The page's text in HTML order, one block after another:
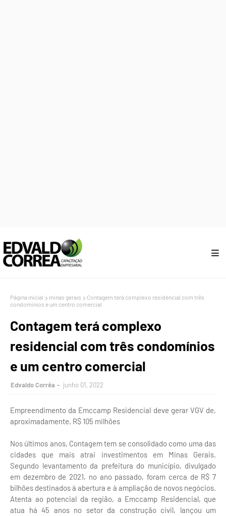
Página inicial minas gerais
Contagem terá complexo residencial com três
condomínios e um centro comercial
Contagem terá complexo
residencial com três condomínios
e um centro comercial
Edvaldo Corrêa junho 01, 2022
Empreendimento da Emccamp Residencial deve gerar VGV de,
aproximadamente, R$ 105 milhões
Nos últimos anos, Contagem tem se consolidado como uma das
cidades que mais atrai investimentos em Minas Gerais.
Segundo levantamento da prefeitura do município, divulgado
em dezembro de 2021, no ano passado, foram cerca de R$ 7
bilhões destinados à abertura e à ampliação de novos negócios.
Atenta ao potencial da região, a Emccamp Residencial, que
atua há 45 anos no setor da construção civil, lançou um